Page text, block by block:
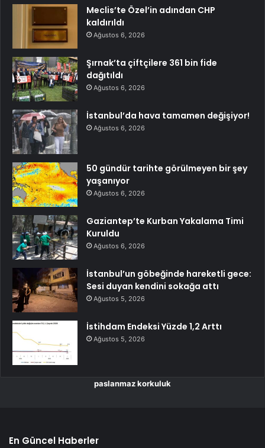
Meclis’te Özel’in adından CHP
kaldırıldı
Ağustos 6, 2026
Şırnak’ta çiftçilere 361 bin fide
dağıtıldı
Ağustos 6, 2026
İstanbul’da hava tamamen değişiyor!
Ağustos 6, 2026
50 gündür tarihte görülmeyen bir şey
yaşanıyor
Ağustos 6, 2026
Gaziantep’te Kurban Yakalama Timi
Kuruldu
Ağustos 6, 2026
İstanbul’un göbeğinde hareketli gece:
Sesi duyan kendini sokağa attı
Ağustos 5, 2026
İstihdam Endeksi Yüzde 1,2 Arttı
Ağustos 5, 2026
paslanmaz korkuluk
En Güncel Haberler